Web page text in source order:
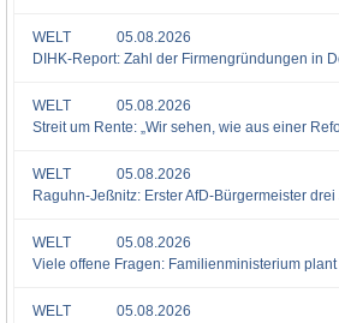
WELT
05.08.2026
DIHK-Report: Zahl der Firmengründungen in
WELT
05.08.2026
Streit um Rente: „Wir sehen, wie aus einer
WELT
05.08.2026
Raguhn-Jeßnitz: Erster AfD-Bürgermeister
WELT
05.08.2026
Viele offene Fragen: Familienministerium
WELT
05.08.2026